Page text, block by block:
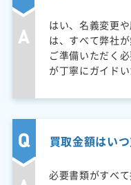
はい、名義変更
は、すべて弊社
ご準備いただく
が丁寧にガイドい
買取金額はい
必要書類がすべ